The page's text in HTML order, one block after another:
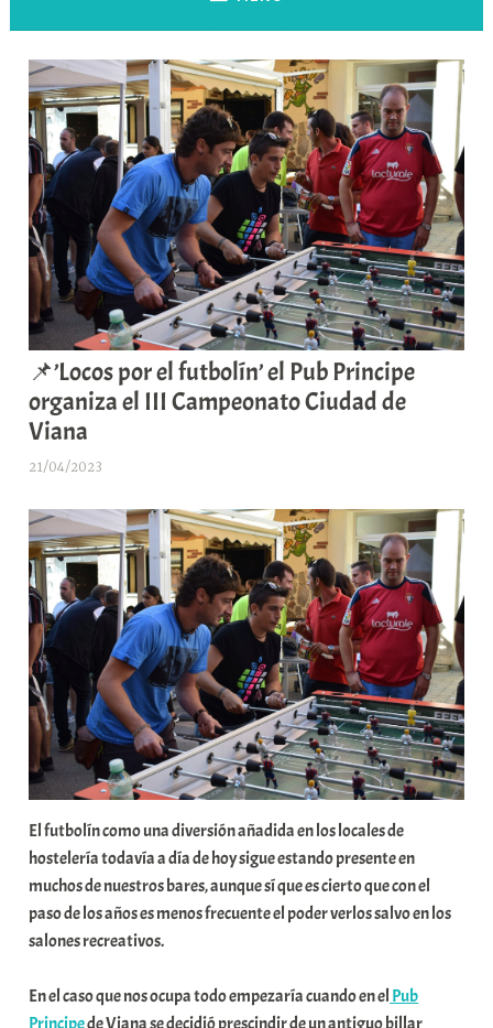
📌’Locos por el futbolín’ el Pub Principe
organiza el III Campeonato Ciudad de
Viana
21/04/2023
b
a
r
E
r
r
i
o
x
a
K
o
m
u
n
t
a
El futbolín como una diversión añadida en los locales de
hostelería todavía a día de hoy sigue estando presente en
muchos de nuestros bares, aunque sí que es cierto que con el
paso de los años es menos frecuente el poder verlos salvo en los
salones recreativos.
En el caso que nos ocupa todo empezaría cuando en el Pub